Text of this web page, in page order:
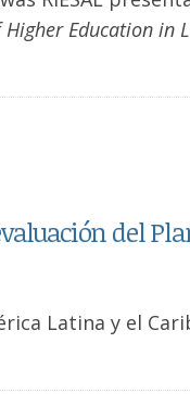
Education in
del
Latina y el